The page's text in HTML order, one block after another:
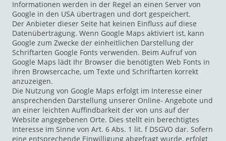
Informationen werden in der Regel an einen Server von
Google in den USA übertragen und dort gespeichert.
Der Anbieter dieser Seite hat keinen Einfluss auf diese
Datenübertragung. Wenn Google Maps aktiviert ist, kann
Google zum Zwecke der einheitlichen Darstellung der
Schriftarten Google Fonts verwenden. Beim Aufruf von
Google Maps lädt Ihr Browser die benötigten Web Fonts in
ihren Browsercache, um Texte und Schriftarten korrekt
anzuzeigen.
Die Nutzung von Google Maps erfolgt im Interesse einer
ansprechenden Darstellung unserer Online- Angebote und
an einer leichten Auffindbarkeit der von uns auf der
Website angegebenen Orte. Dies stellt ein berechtigtes
Interesse im Sinne von Art. 6 Abs. 1 lit. f DSGVO dar. Sofern
eine entsprechende Einwilligung abgefragt wurde, erfolgt